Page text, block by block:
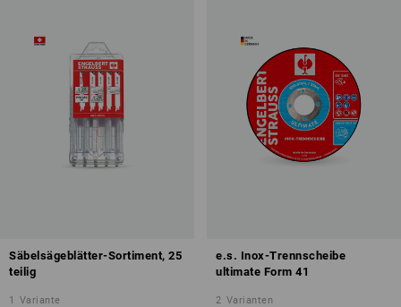
Säbelsägeblätter-Sortiment, 25
teilig
1 Variante
e.s. Inox-Trennscheibe
ultimate Form 41
2 Varianten